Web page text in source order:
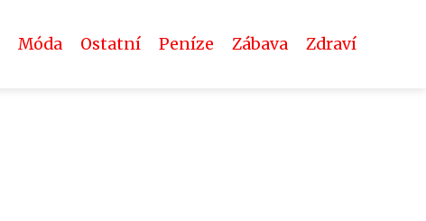
Móda Ostatní Peníze Zábava Zdraví